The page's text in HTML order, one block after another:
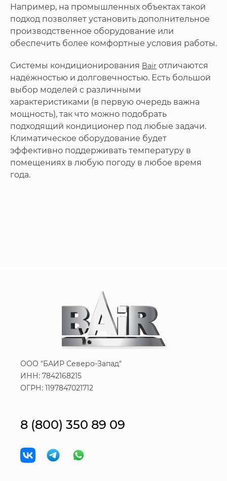
Например, на промышленных объектах такой
подход позволяет установить дополнительное
производственное оборудование или
обеспечить более комфортные условия работы.
Системы кондиционирования Bair отличаются
надёжностью и долговечностью. Есть большой
выбор моделей с различными
характеристиками (в первую очередь важна
мощность), так что можно подобрать
подходящий кондиционер под любые задачи.
Климатическое оборудование будет
эффективно поддерживать температуру в
помещениях в любую погоду в любое время
года.
ООО "БАИР Северо-Запад"
ИНН: 7842168215
ОГРН: 1197847021712
8 (800) 350 89 09